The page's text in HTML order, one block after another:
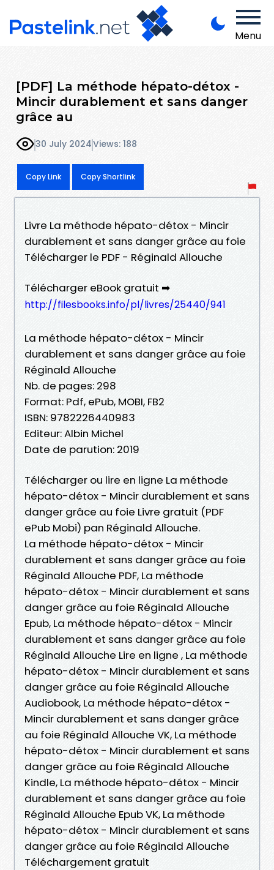
Menu
[PDF] La méthode hépato-détox -
Mincir durablement et sans danger
grâce au
30 July 2024Views: 188
Copy Link Copy Shortlink
Livre La méthode hépato-détox - Mincir
durablement et sans danger grâce au foie
Télécharger le PDF - Réginald Allouche
Télécharger eBook gratuit ➡
http://filesbooks.info/pl/livres/25440/941
La méthode hépato-détox - Mincir
durablement et sans danger grâce au foie
Réginald Allouche
Nb. de pages: 298
Format: Pdf, ePub, MOBI, FB2
ISBN: 9782226440983
Editeur: Albin Michel
Date de parution: 2019
Télécharger ou lire en ligne La méthode
hépato-détox - Mincir durablement et sans
danger grâce au foie Livre gratuit (PDF
ePub Mobi) pan Réginald Allouche.
La méthode hépato-détox - Mincir
durablement et sans danger grâce au foie
Réginald Allouche PDF, La méthode
hépato-détox - Mincir durablement et sans
danger grâce au foie Réginald Allouche
Epub, La méthode hépato-détox - Mincir
durablement et sans danger grâce au foie
Réginald Allouche Lire en ligne , La méthode
hépato-détox - Mincir durablement et sans
danger grâce au foie Réginald Allouche
Audiobook, La méthode hépato-détox -
Mincir durablement et sans danger grâce
au foie Réginald Allouche VK, La méthode
hépato-détox - Mincir durablement et sans
danger grâce au foie Réginald Allouche
Kindle, La méthode hépato-détox - Mincir
durablement et sans danger grâce au foie
Réginald Allouche Epub VK, La méthode
hépato-détox - Mincir durablement et sans
danger grâce au foie Réginald Allouche
Téléchargement gratuit